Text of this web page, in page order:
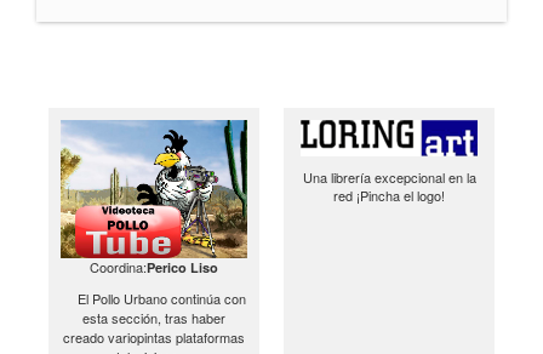
Coordina:Perico Liso
El Pollo Urbano continúa con
esta sección, tras haber
creado variopintas plataformas
Una librería excepcional en la
red ¡Pincha el logo!